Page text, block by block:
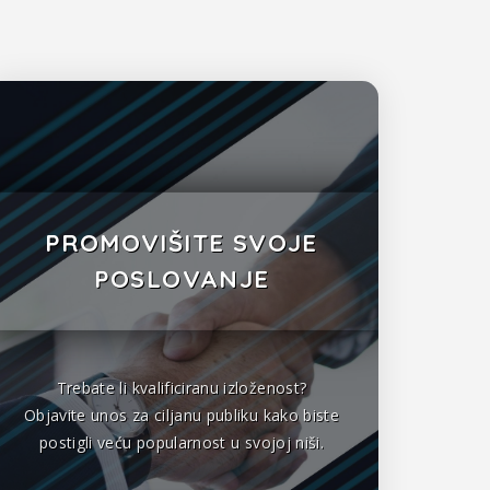
PROMOVIŠITE SVOJE
POSLOVANJE
Trebate li kvalificiranu izloženost?
Objavite unos za ciljanu publiku kako biste
postigli veću popularnost u svojoj niši.